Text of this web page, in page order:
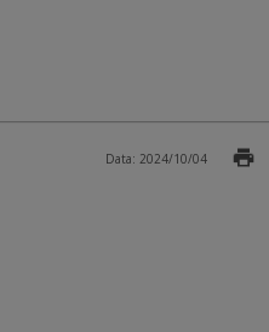
Data: 2024/10/04